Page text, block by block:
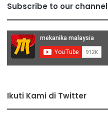
Subscribe to our channel
Ikuti Kami di Twitter